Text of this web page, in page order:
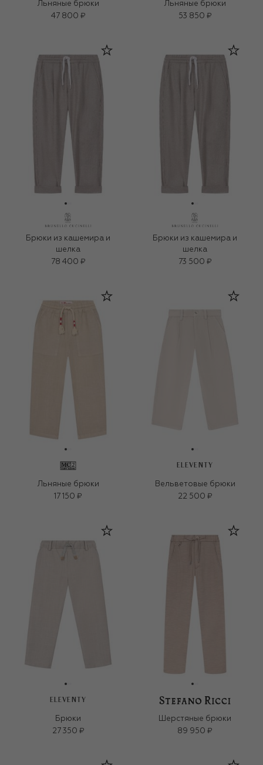
Льняные брюки
47 800 ₽
Льняные брюки
53 850 ₽
Брюки из кашемира и
шелка
78 400 ₽
Брюки из кашемира и
шелка
73 500 ₽
Льняные брюки
17 150 ₽
ELEVENTY
Вельветовые брюки
22 500 ₽
ELEVENTY
Брюки
27 350 ₽
Шерстяные брюки
89 950 ₽